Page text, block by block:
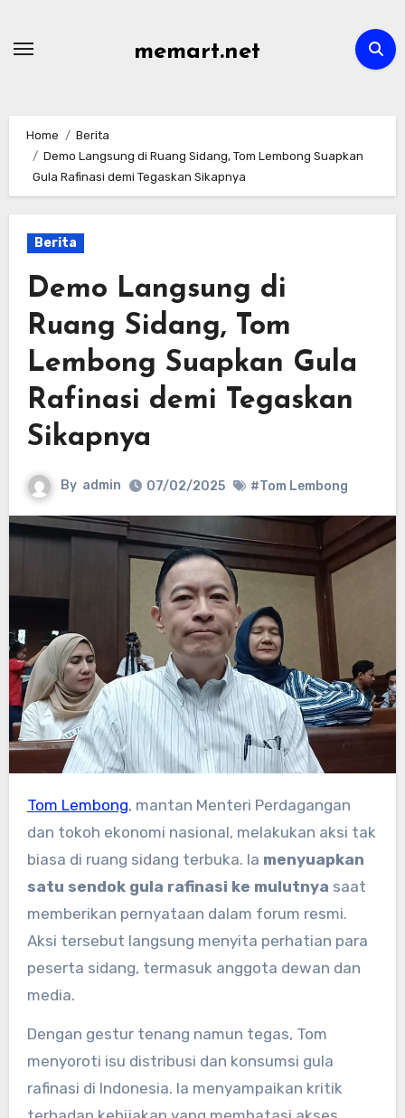
memart.net
Home
Berita
Demo Langsung di Ruang Sidang, Tom Lembong Suapkan
Gula Rafinasi demi Tegaskan Sikapnya
Berita
Demo Langsung di
Ruang Sidang, Tom
Lembong Suapkan Gula
Rafinasi demi Tegaskan
Sikapnya
By admin 07/02/2025 #Tom Lembong
Tom Lembong, mantan Menteri Perdagangan
dan tokoh ekonomi nasional, melakukan aksi tak
biasa di ruang sidang terbuka. Ia menyuapkan
satu sendok gula rafinasi ke mulutnya saat
memberikan pernyataan dalam forum resmi.
Aksi tersebut langsung menyita perhatian para
peserta sidang, termasuk anggota dewan dan
media.
Dengan gestur tenang namun tegas, Tom
menyoroti isu distribusi dan konsumsi gula
rafinasi di Indonesia. Ia menyampaikan kritik